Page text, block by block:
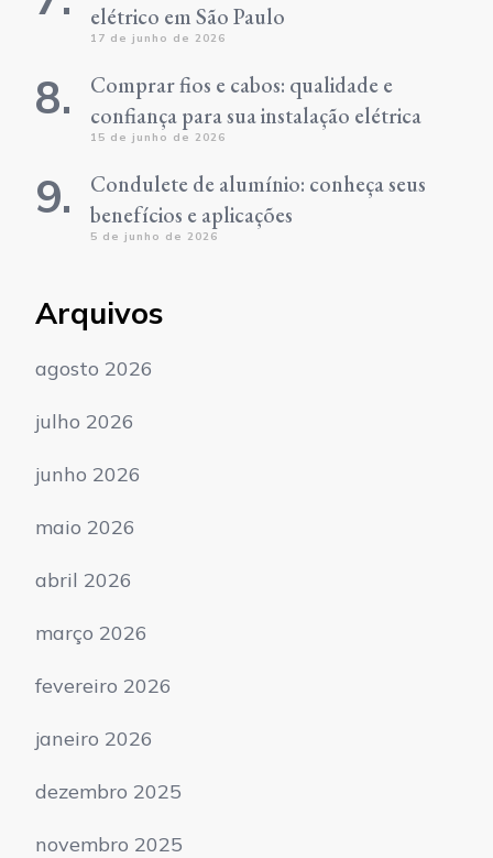
elétrico em São Paulo
17 de junho de 2026
Comprar fios e cabos: qualidade e
confiança para sua instalação elétrica
15 de junho de 2026
Condulete de alumínio: conheça seus
benefícios e aplicações
5 de junho de 2026
Arquivos
agosto 2026
julho 2026
junho 2026
maio 2026
abril 2026
março 2026
fevereiro 2026
janeiro 2026
dezembro 2025
novembro 2025